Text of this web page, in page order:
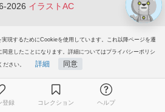
現するためにCookieを使用しています。これ以降ページを遷
意したことになります。詳細についてはプライバシーポリシ
ださい。 詳細 同意
2026 イラストAC
登録 コレクション ヘルプ